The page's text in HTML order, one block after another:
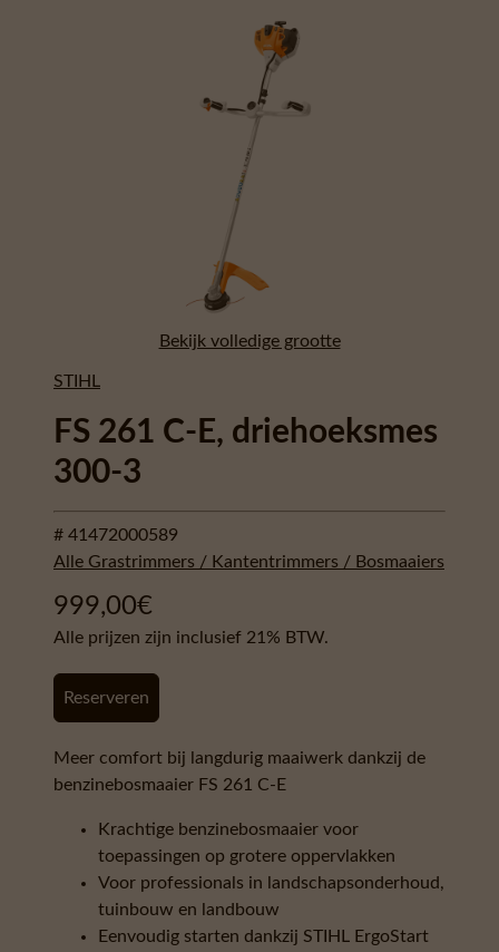
Bekijk volledige grootte
STIHL
FS 261 C-E, driehoeksmes
300-3
# 41472000589
Alle Grastrimmers / Kantentrimmers / Bosmaaiers
999,00€
Alle prijzen zijn inclusief 21% BTW.
Reserveren
Meer comfort bij langdurig maaiwerk dankzij de
benzinebosmaaier FS 261 C-E
Krachtige benzinebosmaaier voor
toepassingen op grotere oppervlakken
Voor professionals in landschapsonderhoud,
tuinbouw en landbouw
Eenvoudig starten dankzij STIHL ErgoStart